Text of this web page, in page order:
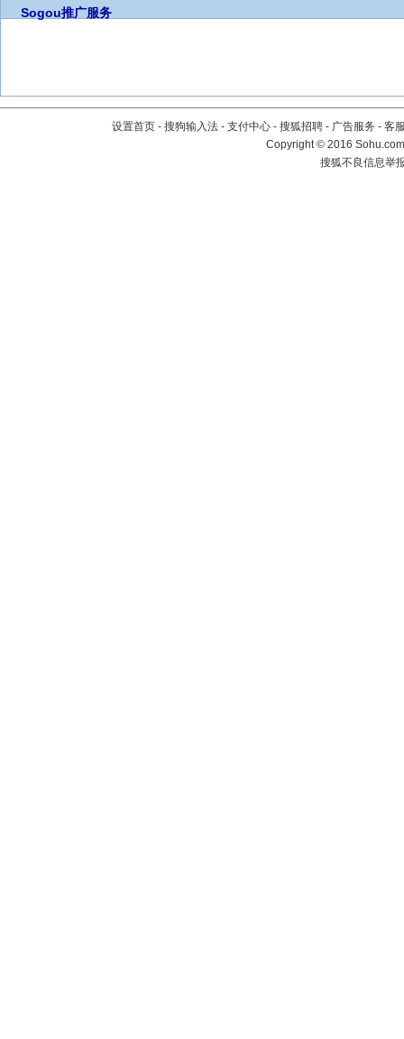
Sogou推广服务
设置首页 - 搜狗输入法 - 支付中心 - 搜狐招聘 - 广告服务 - 客
Copyright©2016
搜狐不良信息举